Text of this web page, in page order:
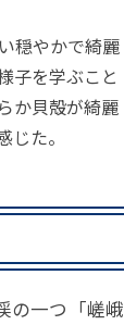
穏やかで綺麗
子を学ぶこと
か貝殻が綺麗
た。
の一つ「嵯峨